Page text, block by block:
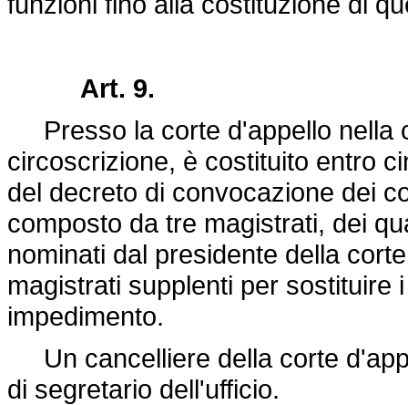
Art. 9.
Presso la corte d'appello nella
circoscrizione, è costituito entro
del decreto di convocazione dei
composto da tre magistrati, dei
nominati dal presidente della
magistrati supplenti per sostituire
impedimento.
Un cancelliere della corte
di segretario dell'ufficio.